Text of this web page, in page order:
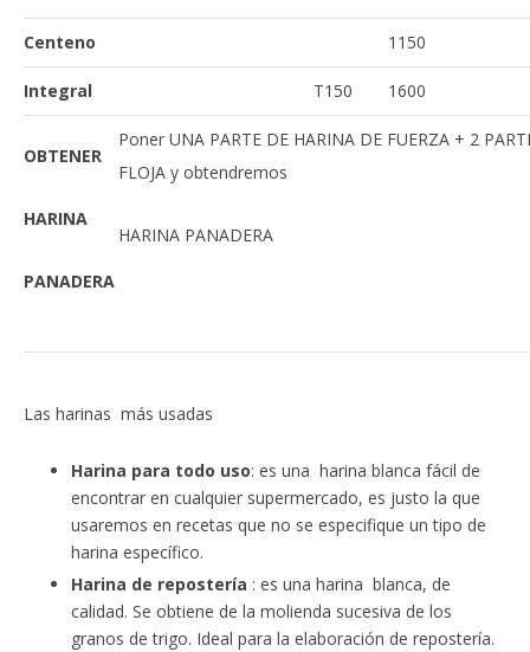
Centeno 1150
Integral T150 1600
OBTENER
HARINA
PANADERA
Poner UNA PARTE DE HARINA DE FUERZA + 2
FLOJA y obtendremos
HARINA PANADERA
Las harinas más usadas
Harina para todo uso: es una harina blanca fácil de
encontrar en cualquier supermercado, es justo la que
usaremos en recetas que no se especifique un tipo de
harina específico.
Harina de repostería : es una harina blanca, de
calidad. Se obtiene de la molienda sucesiva de los
granos de trigo. Ideal para la elaboración de repostería.